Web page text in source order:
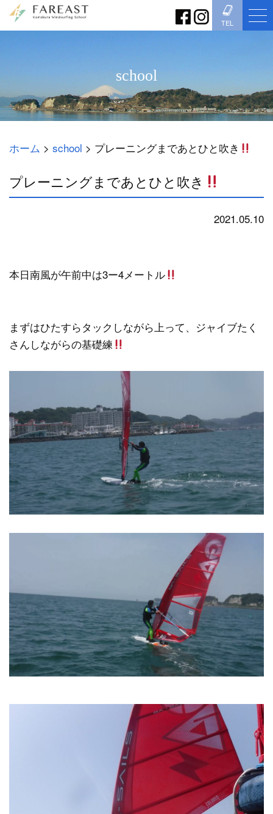
TEL
school
ホーム > school > プレーニングまであとひと吹き
プレーニングまであとひと吹き
2021.05.10
本日南風が午前中は3ー4メートル
まずはひたすらタックしながら上って、ジャイブたく
さんしながらの基礎練